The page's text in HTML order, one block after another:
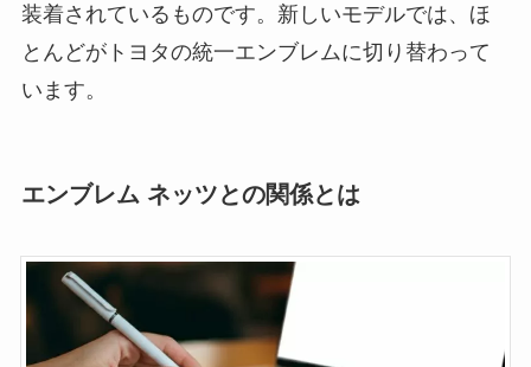
装着されているものです。新しいモデルでは、ほ
とんどがトヨタの統一エンブレムに切り替わって
います。
エンブレム ネッツとの関係とは